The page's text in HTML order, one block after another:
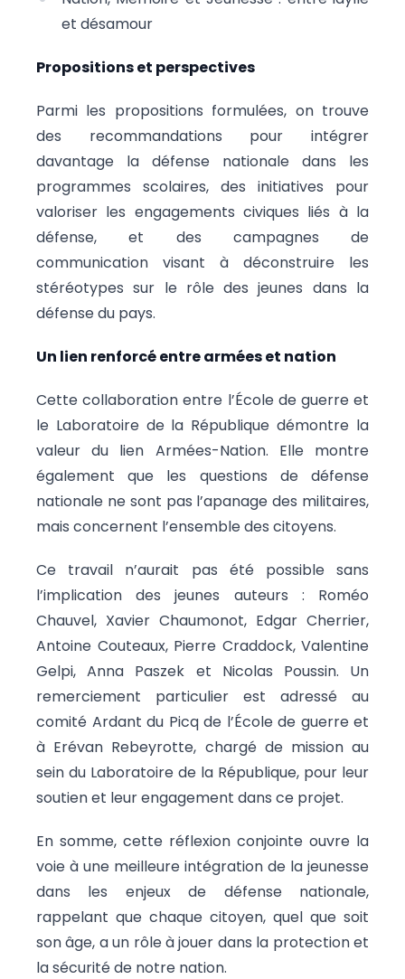
et désamour
Propositions et perspectives
Parmi les propositions formulées, on trouve
des recommandations pour intégrer
davantage la défense nationale dans les
programmes scolaires, des initiatives pour
valoriser les engagements civiques liés à la
défense, et des campagnes de
communication visant à déconstruire les
stéréotypes sur le rôle des jeunes dans la
défense du pays.
Un lien renforcé entre armées et nation
Cette collaboration entre l’École de guerre et
le Laboratoire de la République démontre la
valeur du lien Armées-Nation. Elle montre
également que les questions de défense
nationale ne sont pas l’apanage des militaires,
mais concernent l’ensemble des citoyens.
Ce travail n’aurait pas été possible sans
l’implication des jeunes auteurs : Roméo
Chauvel, Xavier Chaumonot, Edgar Cherrier,
Antoine Couteaux, Pierre Craddock, Valentine
Gelpi, Anna Paszek et Nicolas Poussin. Un
remerciement particulier est adressé au
comité Ardant du Picq de l’École de guerre et
à Erévan Rebeyrotte, chargé de mission au
sein du Laboratoire de la République, pour leur
soutien et leur engagement dans ce projet.
En somme, cette réflexion conjointe ouvre la
voie à une meilleure intégration de la jeunesse
dans les enjeux de défense nationale,
rappelant que chaque citoyen, quel que soit
son âge, a un rôle à jouer dans la protection et
la sécurité de notre nation.